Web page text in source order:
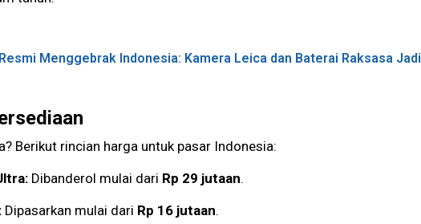
Menggebrak Indonesia: Kamera Leica dan Baterai Raksasa Jadi
Berikut rincian harga untuk pasar Indonesia:
Dibanderol mulai dari Rp 29 jutaan.
Dipasarkan mulai dari Rp 16 jutaan.